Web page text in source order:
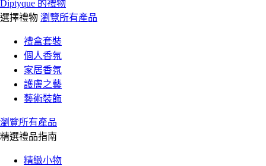
Diptyque 的禮物
選擇禮物 瀏覽所有產品
禮盒套裝
個人香氛
家居香氛
護膚之藝
藝術裝飾
瀏覽所有產品
精選禮品指南
精緻小物